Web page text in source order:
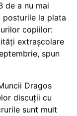
de a nu mai
posturile la plata
copiilor:
extrașcolare
spun
Dragos
discuții cu
sunt mult